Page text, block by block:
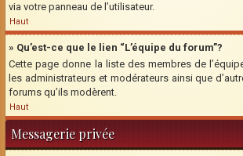
via votre panneau de l’utilisateur.
Haut
» Qu’est-ce que le lien “L’équipe du forum”?
Cette page donne la liste des membres de
les administrateurs et modérateurs ainsi que
forums qu’ils modèrent.
Haut
Messagerie privée